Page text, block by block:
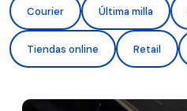
Courier Última milla
Tiendas online Retail